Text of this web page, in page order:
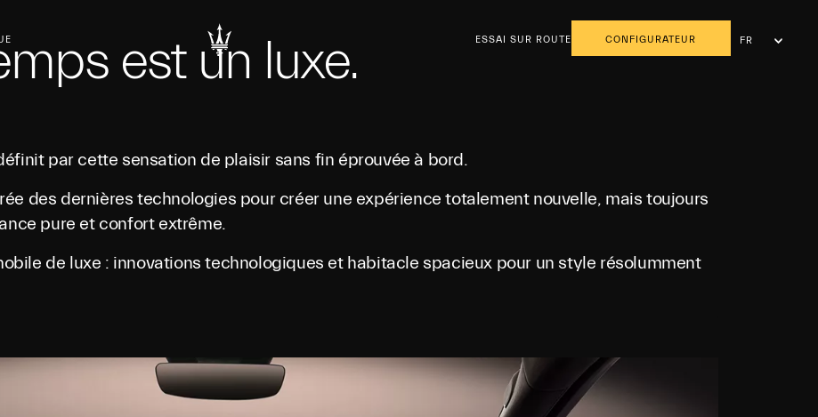
ESSAI SUR ROUTE CONFIGURATEUR
FR
est un luxe.
par cette sensation de plaisir sans fin éprouvée à bord.
des dernières technologies pour créer une expérience totalement nouvelle, mais toujours
pure et confort extrême.
de luxe : innovations technologiques et habitacle spacieux pour un style résolumment